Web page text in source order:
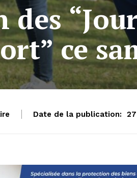
des
ce
Date de la publication: